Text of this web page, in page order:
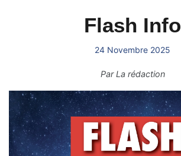
Flash Info
24 Novembre 2025
ParLa rédaction